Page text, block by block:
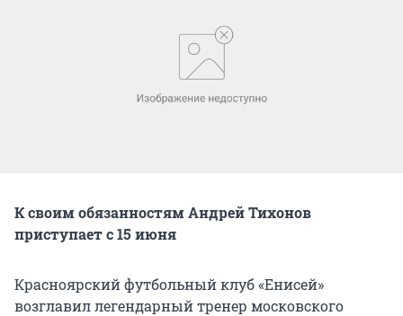
К своим обязанностям Андрей Тихонов
приступает с 15 июня
Красноярский футбольный клуб «Енисей»
возглавил легендарный тренер московского